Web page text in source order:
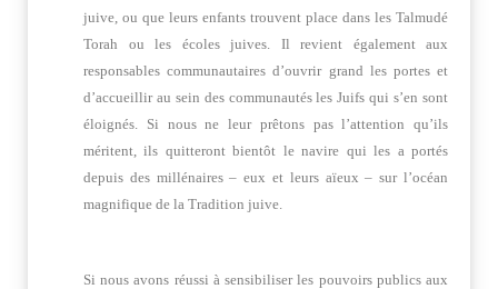
juive, ou que leurs enfants trouvent place dans les Talmudé
Torah ou les écoles juives. Il revient également aux
responsables communautaires d’ouvrir grand les portes et
d’accueillir au sein des communautés les Juifs qui s’en sont
éloignés. Si nous ne leur prêtons pas l’attention qu’ils
méritent, ils quitteront bientôt le navire qui les a portés
depuis des millénaires – eux et leurs aïeux – sur l’océan
magnifique de la Tradition juive.
Si nous avons réussi à sensibiliser les pouvoirs publics aux